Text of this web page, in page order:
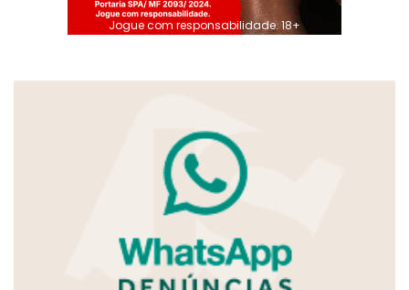
Jogue com responsabilidade. 18+